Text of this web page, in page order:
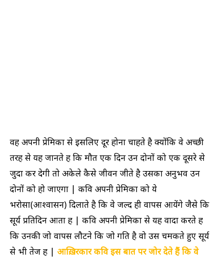
वह अपनी प्रेमिका से इसलिए दूर होना चाहते है क्योंकि वे अच्छी
तरह से यह जानते हैं कि मौत एक दिन उन दोनों को एक दूसरे से
जुदा कर देगी तो अकेले कैसे जीवन जीते है उसका अनुभव उन
दोनों को हो जाएगा | कवि अपनी प्रेमिका को ये
भरोसा(आश्वासन) दिलाते है कि वे जल्द ही वापस आयेंगे जैसे कि
सूर्य प्रतिदिन आता हैं | कवि अपनी प्रेमिका से यह वादा करते हैं
कि उनकी जो वापस लौटने कि जो गति है वो उस चमकते हुए सूर्य
से भी तेज हैं | आख़िरकार कवि इस बात पर जोर देते हैं कि वे